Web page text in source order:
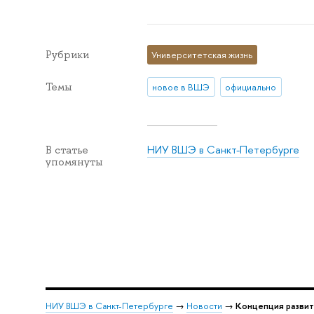
Рубрики Университетская жизнь
Темы новое в ВШЭ официально
В статье
упомянуты
НИУ ВШЭ в Санкт-Петербурге
НИУ ВШЭ в Санкт-Петербурге → Новости → Концепция